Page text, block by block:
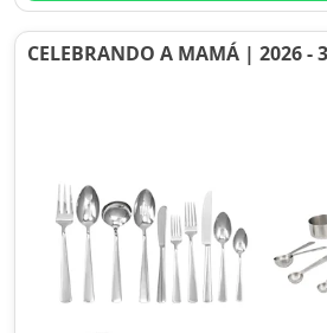
CELEBRANDO A MAMÁ | 2026 -